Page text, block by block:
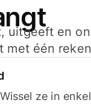
uitgeeft en
met één
ze in